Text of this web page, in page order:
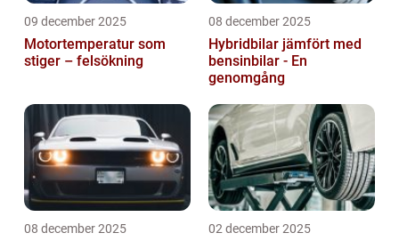
09 december 2025
Motortemperatur som
stiger – felsökning
08 december 2025
Hybridbilar jämfört med
bensinbilar - En
genomgång
08 december 2025 02 december 2025